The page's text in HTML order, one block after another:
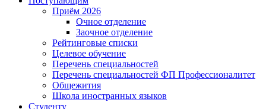
Приём 2026
Очное отделение
Заочное отделение
Рейтинговые списки
Целевое обучение
Перечень специальностей
Перечень специальностей ФП Профессионалитет
Общежития
Школа иностранных языков
Студенту